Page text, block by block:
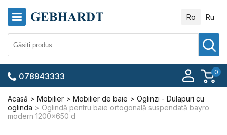
Ro Ru
0
078943333
Acasă Mobilier Mobilier de baie
Oglinzi - Dulapuri cu
oglinda
Oglindă pentru baie ortogonală suspendată bayro
modern 1200x650 d